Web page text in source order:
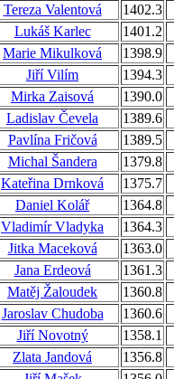
Tereza Valentová
1402.3
Lukáš Karlec
1401.2
Marie Mikulková
1398.9
Jiří Vilím
1394.3
Mirka Zaisová
1390.0
Ladislav Čevela
1389.6
Pavlína Fričová
1389.5
Michal Šandera
1379.8
Kateřina Drnková
1375.7
Daniel Kolář
1364.8
Vladimír Vladyka
1364.3
Jitka Maceková
1363.0
Jana Erdeová
1361.3
Matěj Žaloudek
1360.8
Jaroslav Chudoba
1360.6
Jiří Novotný
1358.1
Zlata Jandová
1356.8